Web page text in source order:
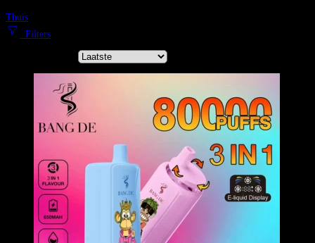
Thuis
Filters